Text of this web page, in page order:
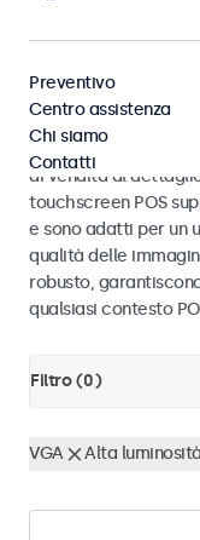
Monitor e
Scopri i nostri
progettati per
di vendita al
touchscreen POS
e sono adatti per un
qualità delle
robusto,
qualsiasi contesto
Filtro (0)
VGA Alta luminosità
Preventivo
Centro assistenza
Chi siamo
Contatti